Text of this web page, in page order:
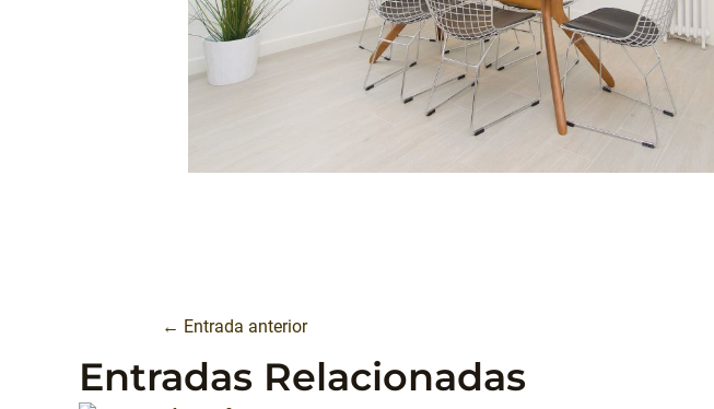
← Entrada anterior
Entradas Relacionadas